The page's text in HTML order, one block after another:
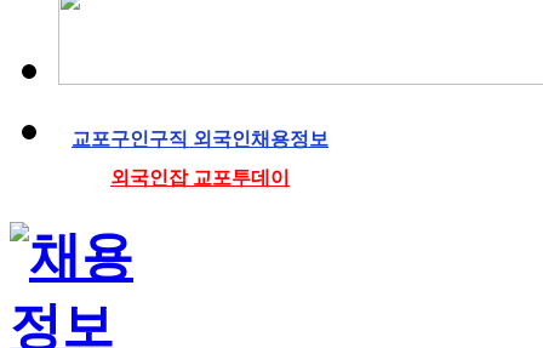
교포구인구직 외국인채용정보
외국인잡 교포투데이